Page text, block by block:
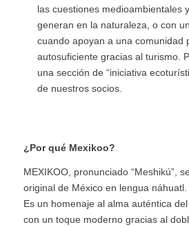
las cuestiones medioambientales
generan en la naturaleza, o con
cuando apoyan a una comunidad
autosuficiente gracias al turismo.
una sección de “iniciativa
de nuestros socios.
¿Por qué Mexikoo?
MEXIKOO, pronunciado “Meshikú”,
original de México en lengua náhuatl.
Es un homenaje al alma auténtica
con un toque moderno gracias al